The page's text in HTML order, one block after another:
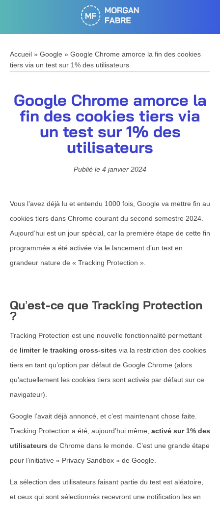
Accueil » Google » Google Chrome amorce la fin des cookies
tiers via un test sur 1% des utilisateurs
Google Chrome amorce la
fin des cookies tiers via
un test sur 1% des
utilisateurs
Publié le 4 janvier 2024
Vous l’avez déjà lu et entendu 1000 fois, Google va mettre fin au
cookies tiers dans Chrome courant du second semestre 2024.
Aujourd’hui est un jour spécial, car la première étape de cette fin
programmée a été activée via le lancement d’un test en
grandeur nature de « Tracking Protection ».
Qu’est-ce que Tracking Protection
?
Tracking Protection est une nouvelle fonctionnalité permettant
de limiter le tracking cross-sites via la restriction des cookies
tiers en tant qu’option par défaut de Google Chrome (alors
qu’actuellement les cookies tiers sont activés par défaut sur ce
navigateur).
Google l’avait déjà annoncé, et c’est maintenant chose faite.
Tracking Protection a été, aujourd’hui même, activé sur 1% des
utilisateurs de Chrome dans le monde. C’est une grande étape
pour l’initiative « Privacy Sandbox » de Google.
La sélection des utilisateurs faisant partie du test est aléatoire,
et ceux qui sont sélectionnés recevront une notification les en